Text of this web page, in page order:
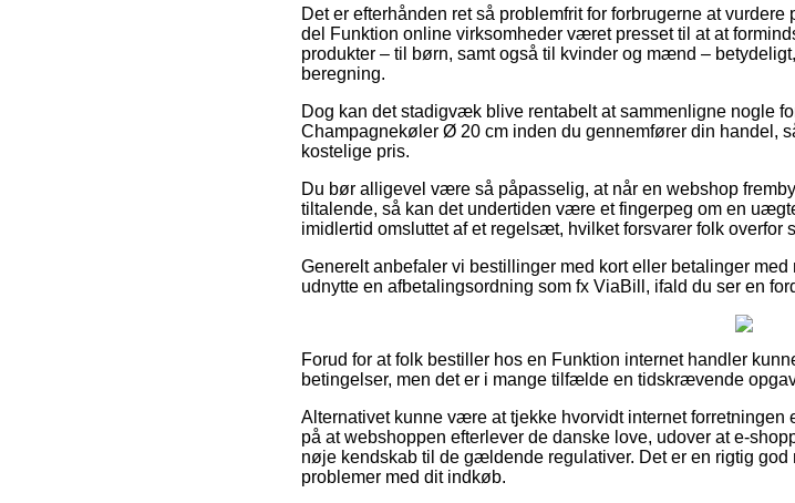
Det er efterhånden ret så problemfrit for forbrugerne at
del Funktion online virksomheder været presset til at at
produkter – til børn, samt også til kvinder og mænd –
beregning.
Dog kan det stadigvæk blive rentabelt at sammenligne nogle
Champagnekøler Ø 20 cm inden du gennemfører din handel,
kostelige pris.
Du bør alligevel være så påpasselig, at når en webshop
tiltalende, så kan det undertiden være et fingerpeg om en
imidlertid omsluttet af et regelsæt, hvilket forsvarer folk overfor
Generelt anbefaler vi bestillinger med kort eller betalinger
udnytte en afbetalingsordning som fx ViaBill, ifald du ser en
Forud for at folk bestiller hos en Funktion internet handler
betingelser, men det er i mange tilfælde en tidskrævende
Alternativet kunne være at tjekke hvorvidt internet
på at webshoppen efterlever de danske love, udover at e-
nøje kendskab til de gældende regulativer. Det er en rigtig god
problemer med dit indkøb.